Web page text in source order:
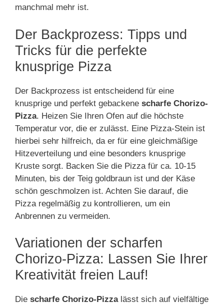
manchmal mehr ist.
Der Backprozess: Tipps und
Tricks für die perfekte
knusprige Pizza
Der Backprozess ist entscheidend für eine
knusprige und perfekt gebackene scharfe Chorizo-
Pizza. Heizen Sie Ihren Ofen auf die höchste
Temperatur vor, die er zulässt. Eine Pizza-Stein ist
hierbei sehr hilfreich, da er für eine gleichmäßige
Hitzeverteilung und eine besonders knusprige
Kruste sorgt. Backen Sie die Pizza für ca. 10-15
Minuten, bis der Teig goldbraun ist und der Käse
schön geschmolzen ist. Achten Sie darauf, die
Pizza regelmäßig zu kontrollieren, um ein
Anbrennen zu vermeiden.
Variationen der scharfen
Chorizo-Pizza: Lassen Sie Ihrer
Kreativität freien Lauf!
Die scharfe Chorizo-Pizzalässt sich auf vielfältige